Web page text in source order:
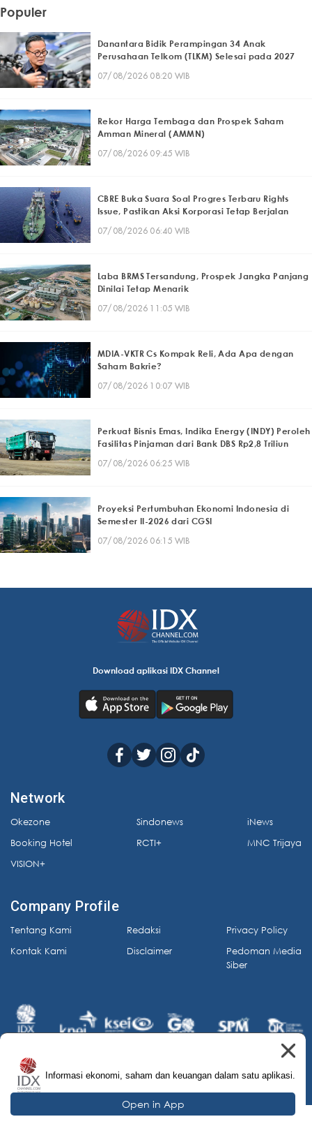
Populer
Danantara Bidik Perampingan 34 Anak
Perusahaan Telkom (TLKM) Selesai pada 2027
07/08/2026 08:20 WIB
Rekor Harga Tembaga dan Prospek Saham
Amman Mineral (AMMN)
07/08/2026 09:45 WIB
CBRE Buka Suara Soal Progres Terbaru Rights
Issue, Pastikan Aksi Korporasi Tetap Berjalan
07/08/2026 06:40 WIB
Laba BRMS Tersandung, Prospek Jangka Panjang
Dinilai Tetap Menarik
07/08/2026 11:05 WIB
MDIA-VKTR Cs Kompak Reli, Ada Apa dengan
Saham Bakrie?
07/08/2026 10:07 WIB
Perkuat Bisnis Emas, Indika Energy (INDY) Peroleh
Fasilitas Pinjaman dari Bank DBS Rp2,8 Triliun
07/08/2026 06:25 WIB
Proyeksi Pertumbuhan Ekonomi Indonesia di
Semester II-2026 dari CGSI
07/08/2026 06:15 WIB
Download aplikasi IDX Channel
Network
Okezone
Booking Hotel
VISION+
Sindonews
RCTI+
iNews
MNC Trijaya
Company Profile
Tentang Kami
Kontak Kami
Redaksi
Disclaimer
Privacy Policy
Pedoman Media
Siber
© 2026 IDX Channel. All Rights Reserved.
Informasi ekonomi, saham dan keuangan dalam satu aplikasi.
Open in App